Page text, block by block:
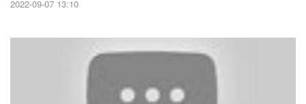
2022-09-07 13:10